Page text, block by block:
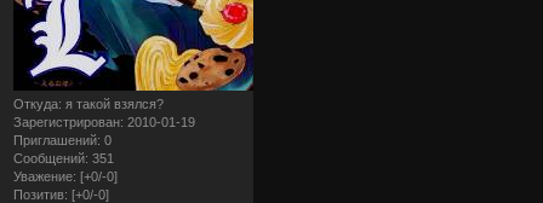
Откуда: я такой взялся?
Зарегистрирован: 2010-01-19
Приглашений: 0
Сообщений: 351
Уважение: [+0/-0]
Позитив: [+0/-0]